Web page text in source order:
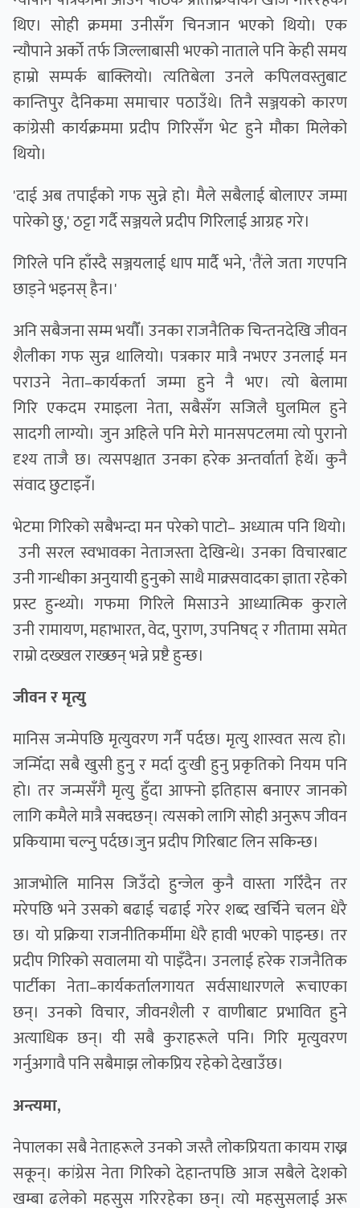
थिए। सोही क्रममा उनीसँग चिनजान भएको थियो। एक
न्यौपाने अर्को तर्फ जिल्लाबासी भएको नाताले पनि केही समय
हाम्रो सम्पर्क बाक्लियो। त्यतिबेला उनले कपिलवस्तुबाट
कान्तिपुर दैनिकमा समाचार पठाउँथे। तिनै सञ्जयको कारण
कांग्रेसी कार्यक्रममा प्रदीप गिरिसँग भेट हुने मौका मिलेको
थियो।
'दाई अब तपाईंको गफ सुन्ने हो। मैले सबैलाई बोलाएर जम्मा
पारेको छु,' ठट्टा गर्दै सञ्जयले प्रदीप गिरिलाई आग्रह गरे।
गिरिले पनि हाँस्दै सञ्जयलाई धाप मार्दै भने, 'तैंले जता गएपनि
छाड्ने भइनस् हैन।'
अनि सबैजना सम्म भयाैँ। उनका राजनैतिक चिन्तनदेखि जीवन
शैलीका गफ सुन्न थालियो। पत्रकार मात्रै नभएर उनलाई मन
पराउने नेता–कार्यकर्ता जम्मा हुने नै भए। त्यो बेलामा
गिरि एकदम रमाइला नेता, सबैसँग सजिलै घुलमिल हुने
सादगी लाग्यो। जुन अहिले पनि मेरो मानसपटलमा त्याे पुरानाे
दृश्य ताजै छ। त्यसपश्चात उनका हरेक अन्तर्वार्ता हेर्थे। कुनै
संवाद छुटाइनँ।
भेटमा गिरिको सबैभन्दा मन परेको पाटो– अध्यात्म पनि थियो।
उनी सरल स्वभावका नेताजस्ता देखिन्थे। उनका विचारबाट
उनी गान्धीका अनुयायी हुनुको साथै माक्र्सवादका ज्ञाता रहेको
प्रस्ट हुन्थ्यो। गफमा गिरिले मिसाउने आध्यात्मिक कुराले
उनी रामायण, महाभारत, वेद, पुराण, उपनिषद् र गीतामा समेत
राम्रो दख्खल राख्छन् भन्ने प्रष्टै हुन्छ।
जीवन र मृत्यु
मानिस जन्मेपछि मृत्युवरण गर्नै पर्दछ। मृत्यु शास्वत सत्य हो।
जन्मिँदा सबै खुसी हुनु र मर्दा दुःखी हुनु प्रकृतिको नियम पनि
हो। तर जन्मसँगै मृत्यु हुँदा आफ्नो इतिहास बनाएर जानको
लागि कमैले मात्रै सक्दछन्। त्यसको लागि सोही अनुरूप जीवन
प्रकियामा चल्नु पर्दछ।जुन प्रदीप गिरिबाट लिन सकिन्छ।
आजभोलि मानिस जिउँदो हुन्जेल कुनै वास्ता गरिँदैन तर
मरेपछि भने उसको बढाई चढाई गरेर शब्द खर्चिने चलन धेरै
छ। यो प्रक्रिया राजनीतिकर्मीमा धेरै हावी भएको पाइन्छ। तर
प्रदीप गिरिको सवालमा यो पाइँदैन। उनलाई हरेक राजनैतिक
पार्टीका नेता–कार्यकर्तालगायत सर्वसाधारणले रूचाएका
छन्। उनको विचार, जीवनशैली र वाणीबाट प्रभावित हुने
अत्याधिक छन्। यी सबै कुराहरूले पनि। गिरि मृत्युवरण
गर्नुअगावै पनि सबैमाझ लोकप्रिय रहेकाे देखाउँछ।
अन्त्यमा,
नेपालका सबै नेताहरूले उनको जस्तै लोकप्रियता कायम राख्न
सकून्। कांग्रेस नेता गिरिको देहान्तपछि आज सबैले देशको
खम्बा ढलेको महसुस गरिरहेका छन्। त्यो महसुसलाई अरू